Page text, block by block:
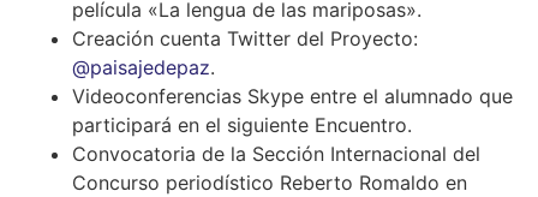
película «La lengua de las mariposas».
Creación cuenta Twitter del Proyecto:
@paisajedepaz.
Videoconferencias Skype entre el alumnado que
participará en el siguiente Encuentro.
Convocatoria de la Sección Internacional del
Concurso periodístico Reberto Romaldo en